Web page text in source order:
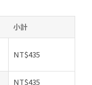
小計
NT$435
NT$435